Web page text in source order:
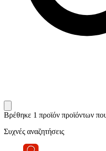
Βρέθηκε 1 προϊόν προϊόντων
Συχνές αναζητήσεις